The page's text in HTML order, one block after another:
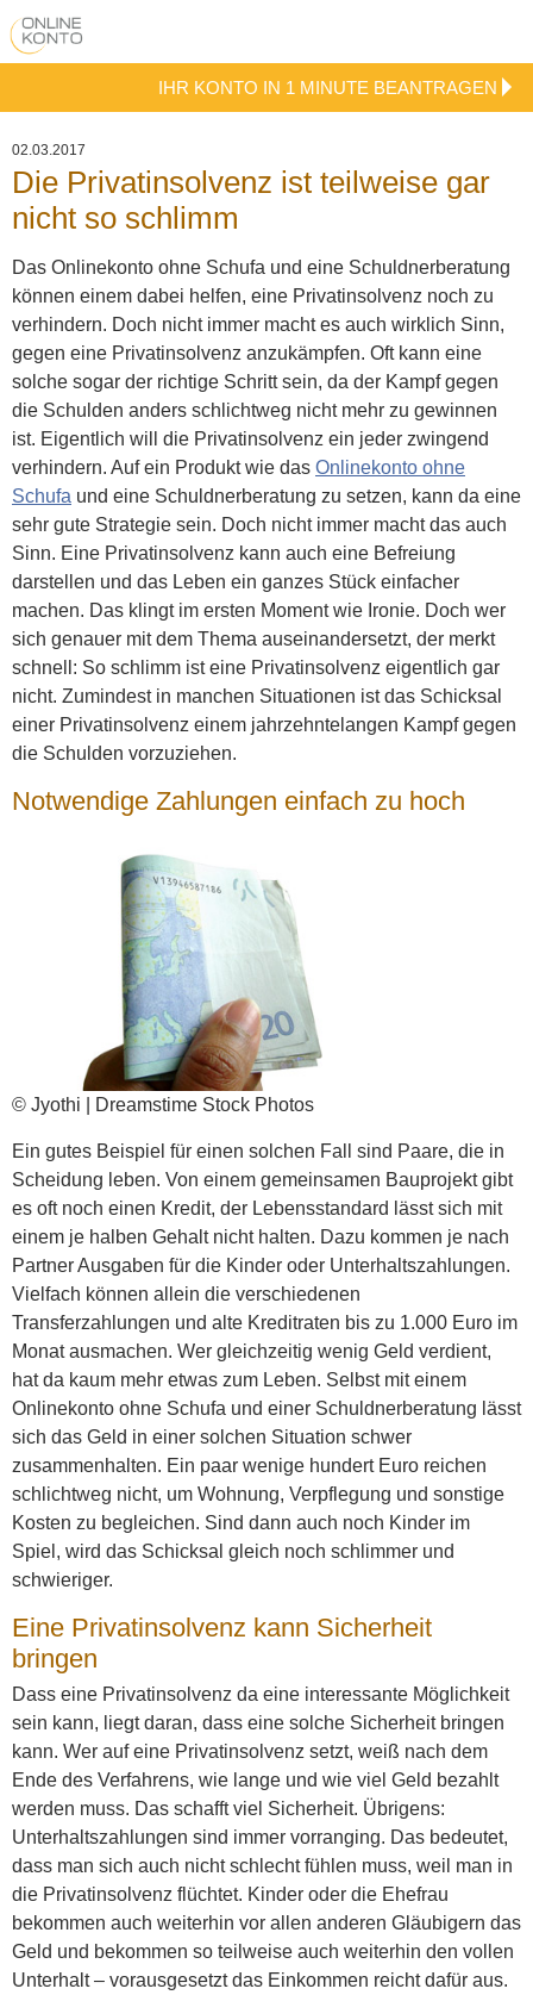
IHR KONTO IN 1 MINUTE BEANTRAGEN
02.03.2017
Die Privatinsolvenz ist teilweise gar
nicht so schlimm
Das Onlinekonto ohne Schufa und eine Schuldnerberatung
können einem dabei helfen, eine Privatinsolvenz noch zu
verhindern. Doch nicht immer macht es auch wirklich Sinn,
gegen eine Privatinsolvenz anzukämpfen. Oft kann eine
solche sogar der richtige Schritt sein, da der Kampf gegen
die Schulden anders schlichtweg nicht mehr zu gewinnen
ist. Eigentlich will die Privatinsolvenz ein jeder zwingend
verhindern. Auf ein Produkt wie das Onlinekonto ohne
Schufa und eine Schuldnerberatung zu setzen, kann da eine
sehr gute Strategie sein. Doch nicht immer macht das auch
Sinn. Eine Privatinsolvenz kann auch eine Befreiung
darstellen und das Leben ein ganzes Stück einfacher
machen. Das klingt im ersten Moment wie Ironie. Doch wer
sich genauer mit dem Thema auseinandersetzt, der merkt
schnell: So schlimm ist eine Privatinsolvenz eigentlich gar
nicht. Zumindest in manchen Situationen ist das Schicksal
einer Privatinsolvenz einem jahrzehntelangen Kampf gegen
die Schulden vorzuziehen.
Notwendige Zahlungen einfach zu hoch
© Jyothi | Dreamstime Stock Photos
Ein gutes Beispiel für einen solchen Fall sind Paare, die in
Scheidung leben. Von einem gemeinsamen Bauprojekt gibt
es oft noch einen Kredit, der Lebensstandard lässt sich mit
einem je halben Gehalt nicht halten. Dazu kommen je nach
Partner Ausgaben für die Kinder oder Unterhaltszahlungen.
Vielfach können allein die verschiedenen
Transferzahlungen und alte Kreditraten bis zu 1.000 Euro im
Monat ausmachen. Wer gleichzeitig wenig Geld verdient,
hat da kaum mehr etwas zum Leben. Selbst mit einem
Onlinekonto ohne Schufa und einer Schuldnerberatung lässt
sich das Geld in einer solchen Situation schwer
zusammenhalten. Ein paar wenige hundert Euro reichen
schlichtweg nicht, um Wohnung, Verpflegung und sonstige
Kosten zu begleichen. Sind dann auch noch Kinder im
Spiel, wird das Schicksal gleich noch schlimmer und
schwieriger.
Eine Privatinsolvenz kann Sicherheit
bringen
Dass eine Privatinsolvenz da eine interessante Möglichkeit
sein kann, liegt daran, dass eine solche Sicherheit bringen
kann. Wer auf eine Privatinsolvenz setzt, weiß nach dem
Ende des Verfahrens, wie lange und wie viel Geld bezahlt
werden muss. Das schafft viel Sicherheit. Übrigens:
Unterhaltszahlungen sind immer vorranging. Das bedeutet,
dass man sich auch nicht schlecht fühlen muss, weil man in
die Privatinsolvenz flüchtet. Kinder oder die Ehefrau
bekommen auch weiterhin vor allen anderen Gläubigern das
Geld und bekommen so teilweise auch weiterhin den vollen
Unterhalt – vorausgesetzt das Einkommen reicht dafür aus.